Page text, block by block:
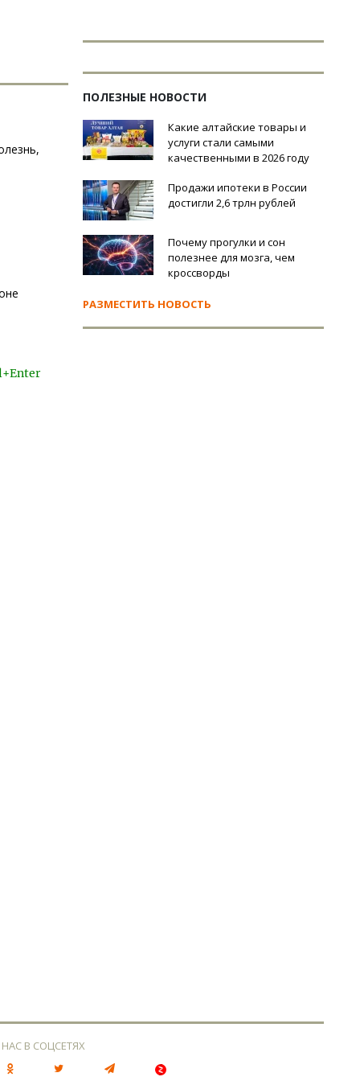
ПОЛЕЗНЫЕ НОВОСТИ
Какие алтайские товары и
услуги стали самыми
качественными в 2026 году
Продажи ипотеки в России
достигли 2,6 трлн рублей
Почему прогулки и сон
полезнее для мозга, чем
кроссворды
РАЗМЕСТИТЬ НОВОСТЬ
В СОЦСЕТЯХ